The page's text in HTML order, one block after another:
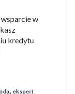
w
kredytu
, ekspert